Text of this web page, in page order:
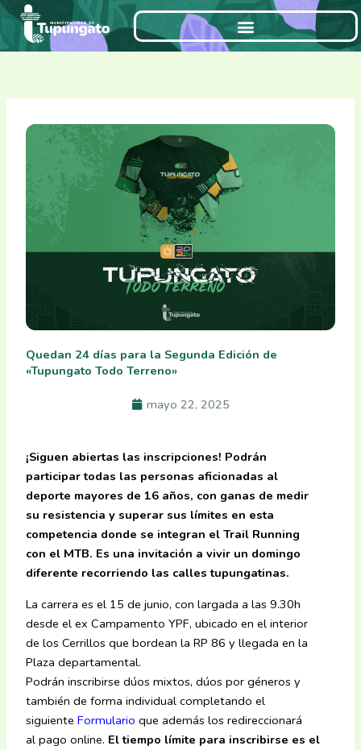
Ir
contenido
Quedan 24 días para la Segunda Edición de
«Tupungato Todo Terreno»
mayo 22, 2025
¡Siguen abiertas las inscripciones! Podrán
participar todas las personas aficionadas al
deporte mayores de 16 años, con ganas de medir
su resistencia y superar sus límites en esta
competencia donde se integran el Trail Running
con el MTB. Es una invitación a vivir un domingo
diferente recorriendo las calles tupungatinas.
La carrera es el 15 de junio, con largada a las 9.30h
desde el ex Campamento YPF, ubicado en el interior
de los Cerrillos que bordean la RP 86 y llegada en la
Plaza departamental.
Podrán inscribirse dúos mixtos, dúos por géneros y
también de forma individual completando el
siguienteFormulario que además los redireccionará
al pago online. El tiempo límite para inscribirse es el